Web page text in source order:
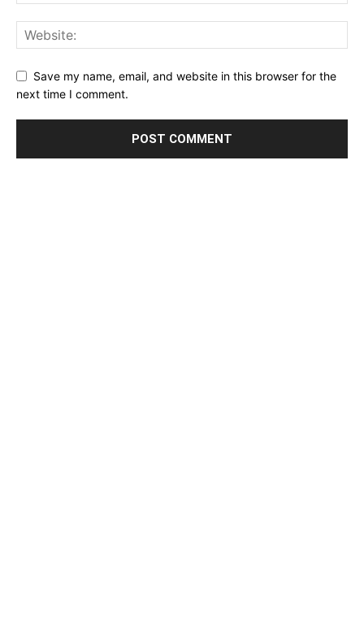
Save my name, email, and website in this browser for the
next time I comment.